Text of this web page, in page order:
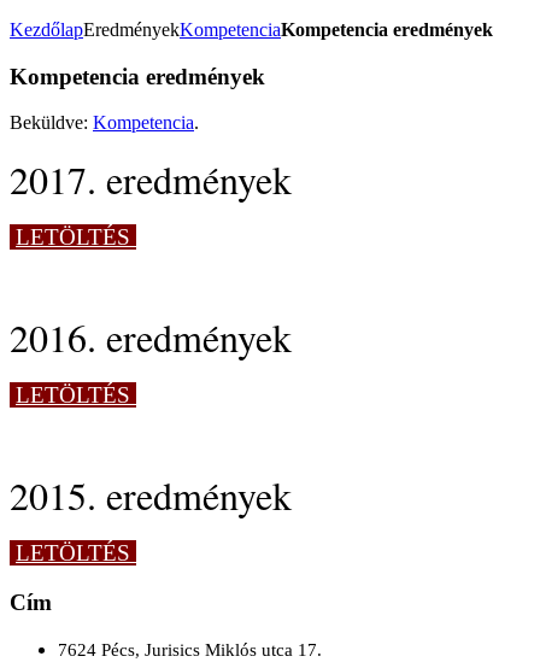
KezdőlapEredményekKompetenciaKompetencia eredmények
Kompetencia eredmények
Beküldve: Kompetencia.
2017. eredmények
LETÖLTÉS
2016. eredmények
LETÖLTÉS
2015. eredmények
LETÖLTÉS
Cím
7624 Pécs, Jurisics Miklós utca 17.